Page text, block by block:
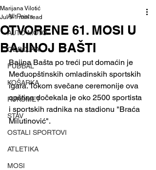
All Posts
AUTO MOTO
ODBOJKA
FUDBAL
KOŠARKA
RUKOMET
STAV
OSTALI SPORTOVI
ATLETIKA
MOSI
OTVORENE 61. MOSI U
BAJINOJ BAŠTI
Marijana Vilotić
Jul 9 1 min read
Bajina Bašta po treći put domaćin je
Međuopštinskih omladinskih sportskih
igara. Tokom svečane ceremonije ova
opština dočekala je oko 2500 sportista
i sportskih radnika na stadionu "Braća
Milutinović".